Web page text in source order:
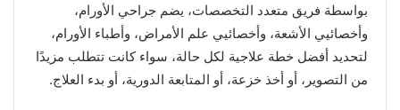
بواسطة فريق متعدد التخصصات، يضم جراحي الأورام،
وأخصائيي الأشعة، وأخصائيي علم الأمراض، وأطباء الأورام،
لتحديد أفضل خطة علاجية لكل حالة، سواء كانت تتطلب مزيدًا
من التصوير، أو أخذ خزعة، أو المتابعة الدورية، أو بدء العلاج.